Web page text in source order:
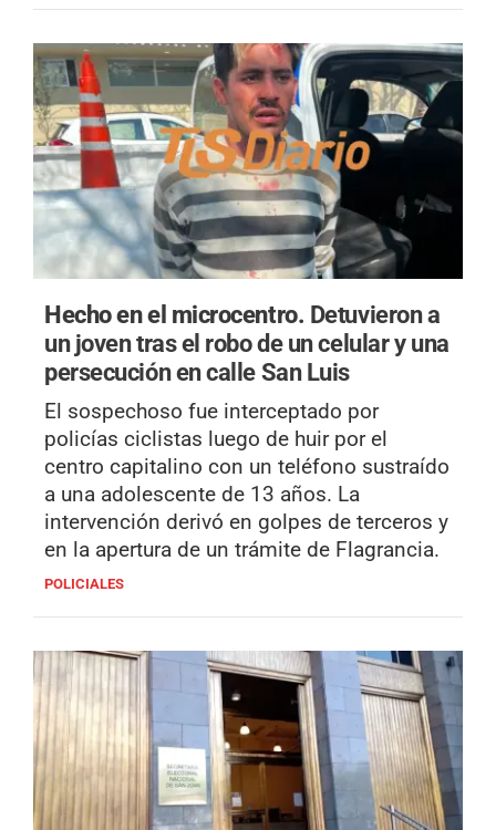
Hecho en el microcentro. Detuvieron a
un joven tras el robo de un celular y una
persecución en calle San Luis
El sospechoso fue interceptado por
policías ciclistas luego de huir por el
centro capitalino con un teléfono sustraído
a una adolescente de 13 años. La
intervención derivó en golpes de terceros y
en la apertura de un trámite de Flagrancia.
POLICIALES